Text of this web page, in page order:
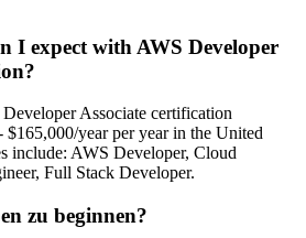
I expect with AWS Developer
Associate certification
year per year in the United
include: AWS Developer, Cloud
Full Stack Developer.
zu beginnen?